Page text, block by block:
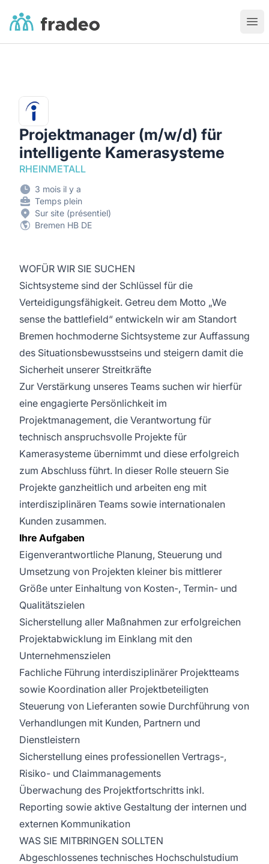
Fradeo
Projektmanager (m/w/d) für
intelligente Kamerasysteme
RHEINMETALL
3 mois il y a
Temps plein
Sur site (présentiel)
Bremen HB DE
WOFÜR WIR SIE SUCHEN
Sichtsysteme sind der Schlüssel für die
Verteidigungsfähigkeit. Getreu dem Motto „We
sense the battlefield“ entwickeln wir am Standort
Bremen hochmoderne Sichtsysteme zur Auffassung
des Situationsbewusstseins und steigern damit die
Sicherheit unserer Streitkräfte
Zur Verstärkung unseres Teams suchen wir hierfür
eine engagierte Persönlichkeit im
Projektmanagement, die Verantwortung für
technisch anspruchsvolle Projekte für
Kamerasysteme übernimmt und diese erfolgreich
zum Abschluss führt. In dieser Rolle steuern Sie
Projekte ganzheitlich und arbeiten eng mit
interdisziplinären Teams sowie internationalen
Kunden zusammen.
Ihre Aufgaben
Eigenverantwortliche Planung, Steuerung und
Umsetzung von Projekten kleiner bis mittlerer
Größe unter Einhaltung von Kosten-, Termin- und
Qualitätszielen
Sicherstellung aller Maßnahmen zur erfolgreichen
Projektabwicklung im Einklang mit den
Unternehmenszielen
Fachliche Führung interdisziplinärer Projektteams
sowie Koordination aller Projektbeteiligten
Steuerung von Lieferanten sowie Durchführung von
Verhandlungen mit Kunden, Partnern und
Dienstleistern
Sicherstellung eines professionellen Vertrags-,
Risiko- und Claimmanagements
Überwachung des Projektfortschritts inkl.
Reporting sowie aktive Gestaltung der internen und
externen Kommunikation
WAS SIE MITBRINGEN SOLLTEN
Abgeschlossenes technisches Hochschulstudium